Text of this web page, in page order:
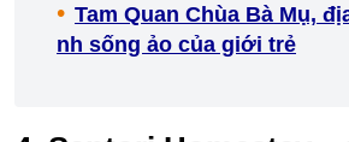
Tam Quan Chùa Bà Mụ,
nh sống ảo của giới trẻ